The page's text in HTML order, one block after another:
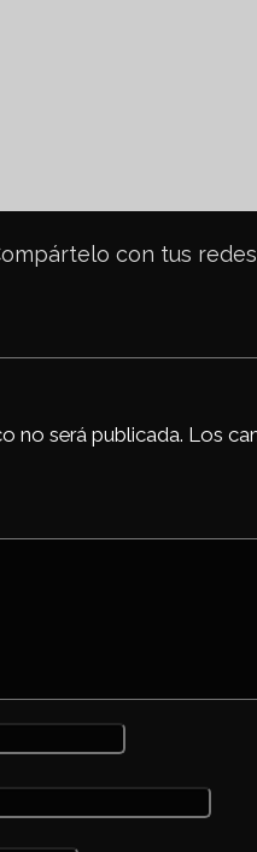
con tus
no será publicada. Los